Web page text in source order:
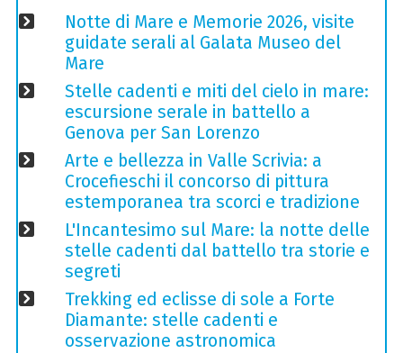
Notte di Mare e Memorie 2026, visite
guidate serali al Galata Museo del
Mare
Stelle cadenti e miti del cielo in mare:
escursione serale in battello a
Genova per San Lorenzo
Arte e bellezza in Valle Scrivia: a
Crocefieschi il concorso di pittura
estemporanea tra scorci e tradizione
L'Incantesimo sul Mare: la notte delle
stelle cadenti dal battello tra storie e
segreti
Trekking ed eclisse di sole a Forte
Diamante: stelle cadenti e
osservazione astronomica